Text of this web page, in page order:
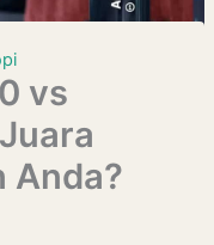
vs
Anda?